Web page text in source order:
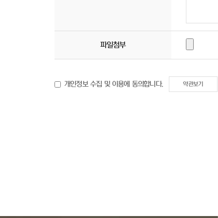
파일첨부
개인정보 수집 및 이용에 동의합니다. 약관보기